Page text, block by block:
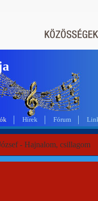
Hírek Fórum
- Hajnalom, csillagom